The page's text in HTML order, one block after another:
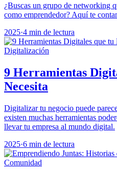
¿Buscas un grupo de networking
como emprendedor? Aquí te
2025·4 min de lectura
Digitalización
9 Herramientas
Necesita
Digitalizar tu negocio puede
existen muchas herramientas
llevar tu empresa al mundo digital.
2025·6 min de lectura
Comunidad